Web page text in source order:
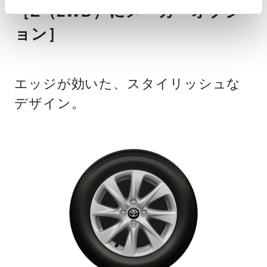
［Z（2WD）にメーカーオプシ
ョン］
エッジが効いた、スタイリッシュな
デザイン。